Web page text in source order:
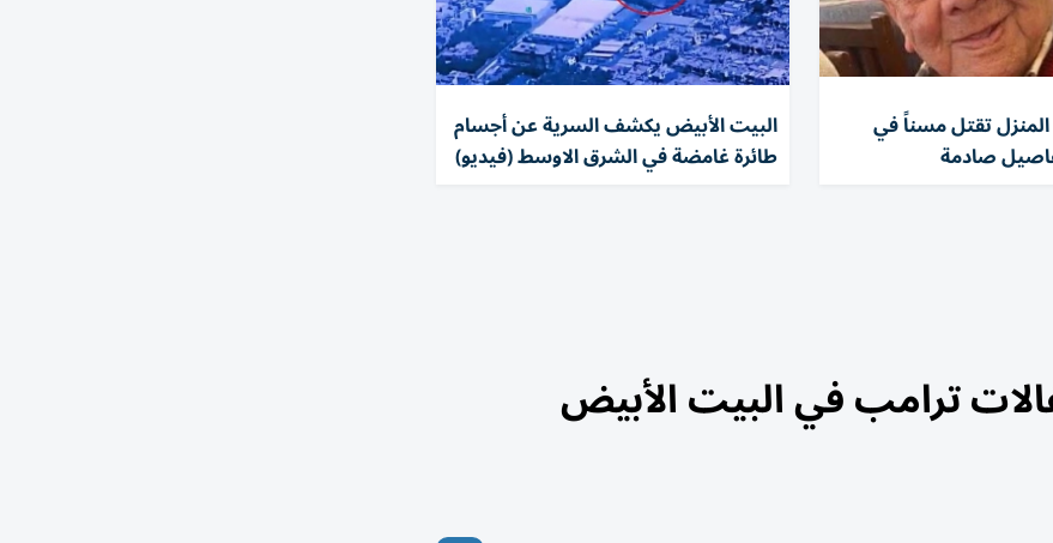
تقتل مسناً في
صادمة
البيت الأبيض يكشف السرية عن أجسام
طائرة غامضة في الشرق الاوسط (فيديو)
ترامب في البيت الأبيض